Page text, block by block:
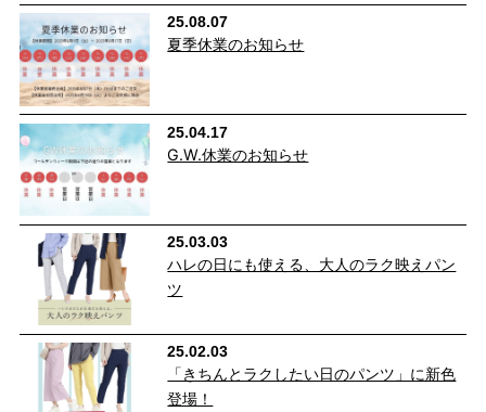
25.08.07
夏季休業のお知らせ
25.04.17
G.W.休業のお知らせ
25.03.03
ハレの日にも使える、大人のラク映えパン
ツ
25.02.03
「きちんとラクしたい日のパンツ」に新色
登場！